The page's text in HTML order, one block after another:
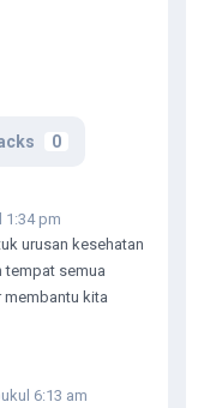
0
1:34 pm
urusan kesehatan
tempat semua
membantu kita
6:13 am